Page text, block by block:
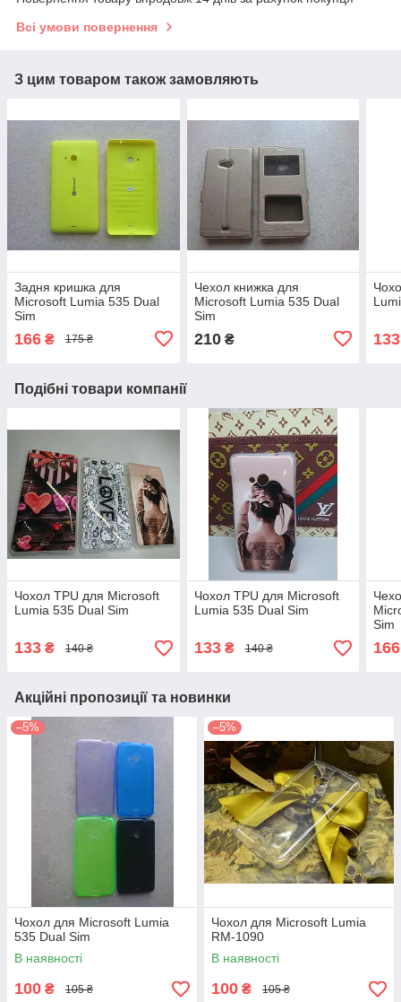
Всі умови повернення
З цим товаром також замовляють
Задня кришка для
Microsoft Lumia 535 Dual
Sim
166 ₴ 175 ₴
Чехол книжка для
Microsoft Lumia 535 Dual
Sim
210₴ 133
Подібні товари компанії
Чохол TPU для Microsoft
Lumia 535 Dual Sim
133 ₴ 140 ₴
Чохол TPU для Microsoft
Lumia 535 Dual Sim
133₴ 140 ₴
Sim
166
Акційні пропозиції та новинки
–5%
Чохол для Microsoft Lumia
535 Dual Sim
В наявності
100 ₴ 105 ₴
–5%
Чохол для Microsoft Lumia
RM-1090
В наявності
100 ₴ 105 ₴